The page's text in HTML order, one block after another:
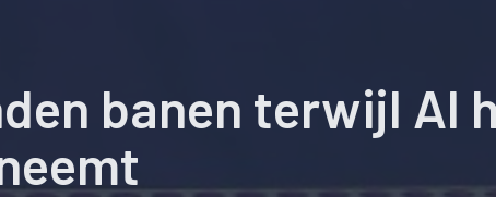
banen terwijl AI